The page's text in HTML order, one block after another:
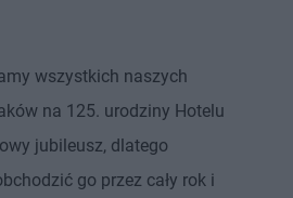
wszystkich naszych
na 125. urodziny Hotelu
jubileusz, dlatego
go przez cały rok i